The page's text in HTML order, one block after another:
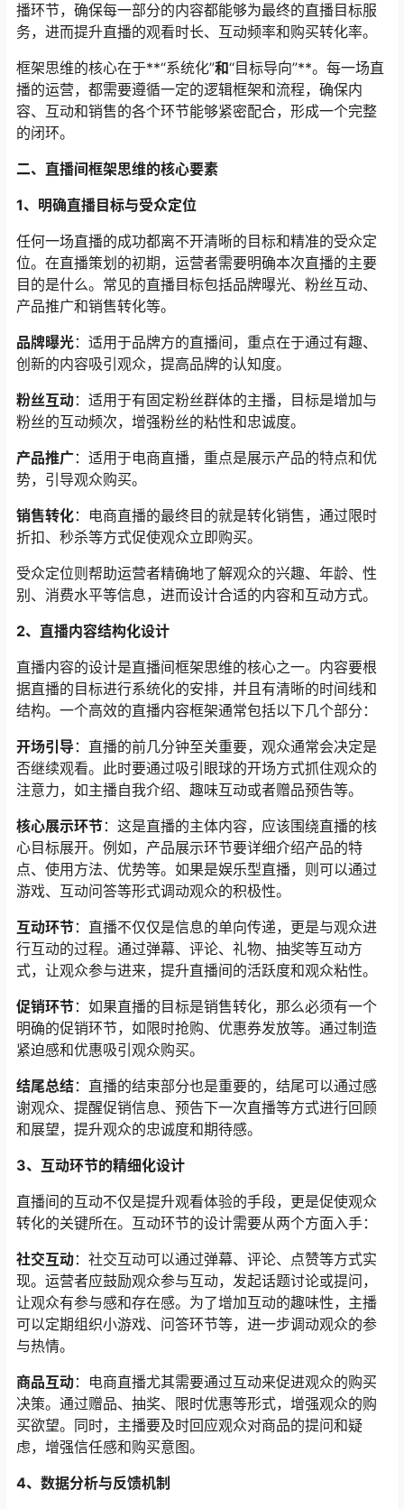
播环节，确保每一部分的内容都能够为最终的直播目标服
务，进而提升直播的观看时长、互动频率和购买转化率。
框架思维的核心在于**“系统化”和“目标导向”**。每一场直
播的运营，都需要遵循一定的逻辑框架和流程，确保内
容、互动和销售的各个环节能够紧密配合，形成一个完整
的闭环。
二、直播间框架思维的核心要素
1、明确直播目标与受众定位
任何一场直播的成功都离不开清晰的目标和精准的受众定
位。在直播策划的初期，运营者需要明确本次直播的主要
目的是什么。常见的直播目标包括品牌曝光、粉丝互动、
产品推广和销售转化等。
品牌曝光：适用于品牌方的直播间，重点在于通过有趣、
创新的内容吸引观众，提高品牌的认知度。
粉丝互动：适用于有固定粉丝群体的主播，目标是增加与
粉丝的互动频次，增强粉丝的粘性和忠诚度。
产品推广：适用于电商直播，重点是展示产品的特点和优
势，引导观众购买。
销售转化：电商直播的最终目的就是转化销售，通过限时
折扣、秒杀等方式促使观众立即购买。
受众定位则帮助运营者精确地了解观众的兴趣、年龄、性
别、消费水平等信息，进而设计合适的内容和互动方式。
2、直播内容结构化设计
直播内容的设计是直播间框架思维的核心之一。内容要根
据直播的目标进行系统化的安排，并且有清晰的时间线和
结构。一个高效的直播内容框架通常包括以下几个部分：
开场引导：直播的前几分钟至关重要，观众通常会决定是
否继续观看。此时要通过吸引眼球的开场方式抓住观众的
注意力，如主播自我介绍、趣味互动或者赠品预告等。
核心展示环节：这是直播的主体内容，应该围绕直播的核
心目标展开。例如，产品展示环节要详细介绍产品的特
点、使用方法、优势等。如果是娱乐型直播，则可以通过
游戏、互动问答等形式调动观众的积极性。
互动环节：直播不仅仅是信息的单向传递，更是与观众进
行互动的过程。通过弹幕、评论、礼物、抽奖等互动方
式，让观众参与进来，提升直播间的活跃度和观众粘性。
促销环节：如果直播的目标是销售转化，那么必须有一个
明确的促销环节，如限时抢购、优惠券发放等。通过制造
紧迫感和优惠吸引观众购买。
结尾总结：直播的结束部分也是重要的，结尾可以通过感
谢观众、提醒促销信息、预告下一次直播等方式进行回顾
和展望，提升观众的忠诚度和期待感。
3、互动环节的精细化设计
直播间的互动不仅是提升观看体验的手段，更是促使观众
转化的关键所在。互动环节的设计需要从两个方面入手：
社交互动：社交互动可以通过弹幕、评论、点赞等方式实
现。运营者应鼓励观众参与互动，发起话题讨论或提问，
让观众有参与感和存在感。为了增加互动的趣味性，主播
可以定期组织小游戏、问答环节等，进一步调动观众的参
与热情。
商品互动：电商直播尤其需要通过互动来促进观众的购买
决策。通过赠品、抽奖、限时优惠等形式，增强观众的购
买欲望。同时，主播要及时回应观众对商品的提问和疑
虑，增强信任感和购买意图。
4、数据分析与反馈机制